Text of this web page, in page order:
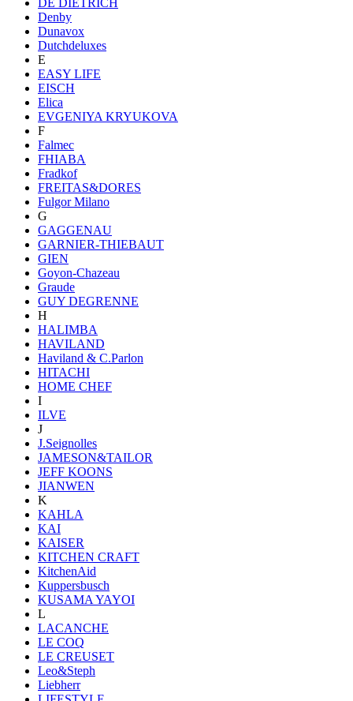
Denby
Dunavox
Dutchdeluxes
E
EASY LIFE
EISCH
Elica
EVGENIYA KRYUKOVA
F
Falmec
FHIABA
Fradkof
FREITAS&DORES
Fulgor Milano
G
GAGGENAU
GARNIER-THIEBAUT
GIEN
Goyon-Chazeau
Graude
GUY DEGRENNE
H
HALIMBA
HAVILAND
Haviland & C.Parlon
HITACHI
HOME CHEF
I
ILVE
J
J.Seignolles
JAMESON&TAILOR
JEFF KOONS
JIANWEN
K
KAHLA
KAI
KAISER
KITCHEN CRAFT
KitchenAid
Kuppersbusch
KUSAMA YAYOI
L
LACANCHE
LE COQ
LE CREUSET
Leo&Steph
Liebherr